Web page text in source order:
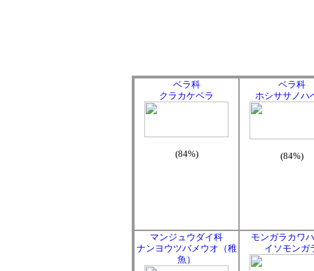
ベラ科
クラカケベラ
(84%)
ベラ科
ホシササノハ
(84%)
マンジュウダイ科
ナンヨウツバメウオ（稚
魚）
モンガラカワ
イソモンガ